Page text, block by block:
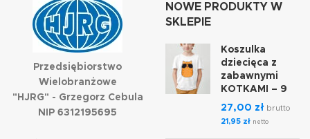
Przedsiębiorstwo
Wielobranżowe
"HJRG" - Grzegorz Cebula
NIP 6312195695
NOWE PRODUKTY W
SKLEPIE
Koszulka
dziecięca z
zabawnymi
KOTKAMI – 9
27,00 zł brutto
21,95 zł netto